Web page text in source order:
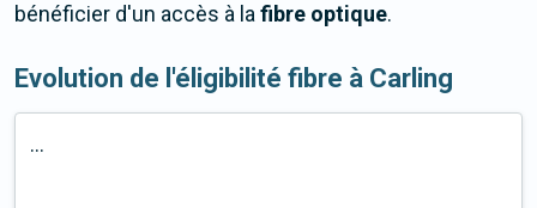
bénéficier d'un accès à lafibre optique.
Evolution de l'éligibilité fibre à Carling
...